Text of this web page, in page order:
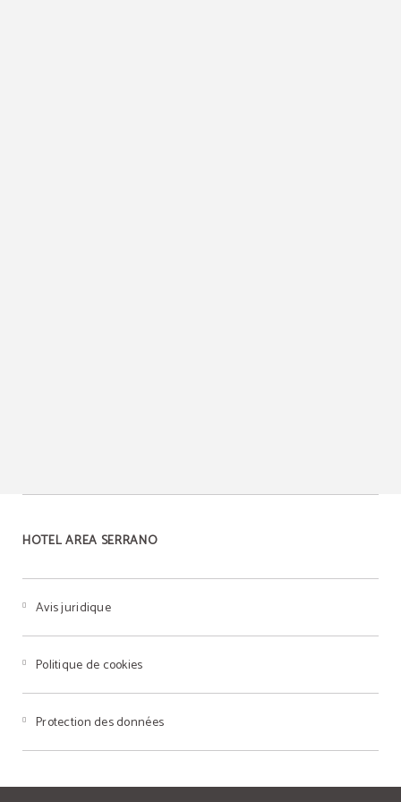
HOTEL AREA SERRANO
Avis juridique
Politique de cookies
Protection des données